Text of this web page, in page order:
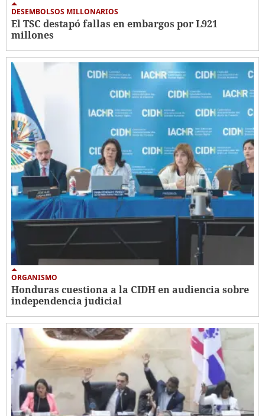
DESEMBOLSOS MILLONARIOS
El TSC destapó fallas en embargos por L921
millones
ORGANISMO
Honduras cuestiona a la CIDH en audiencia sobre
independencia judicial